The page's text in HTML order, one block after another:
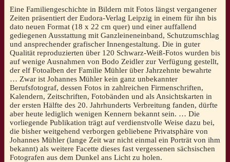
Eine Familiengeschichte in Bildern mit Fotos längst vergangener
Zeiten präsentiert der Eudora-Verlag Leipzig in einem für ihn bis
dato neuen Format (18 x 22 cm quer) und einer auffallend
gediegenen Ausstattung mit Ganzleineneinband, Schutzumschlag
und ansprechender grafischer Innengestaltung. Die in guter
Qualität reproduzierten über 120 Schwarz-Weiß-Fotos wurden bis
auf wenige Ausnahmen von Bodo Zeidler zur Verfügung gestellt,
der elf Fotoalben der Familie Mühler über Jahrzehnte bewahrte
… Zwar ist Johannes Mühler kein ganz unbekannter
Berufsfotograf, dessen Fotos in zahlreichen Firmenschriften,
Kalendern, Zeitschriften, Fotobänden und als Ansichtskarten in
der ersten Hälfte des 20. Jahrhunderts Verbreitung fanden, dürfte
aber heute lediglich wenigen Kennern bekannt sein. … Die
vorliegende Publikation trägt auf verdienstvolle Weise dazu bei,
die bisher weitgehend verborgen gebliebene Privatsphäre von
Johannes Mühler (lange Zeit war nicht einmal ein Porträt von ihm
bekannt) als weitere Facette dieses fast vergessenen sächsischen
Fotografen aus dem Dunkel ans Licht zu holen.